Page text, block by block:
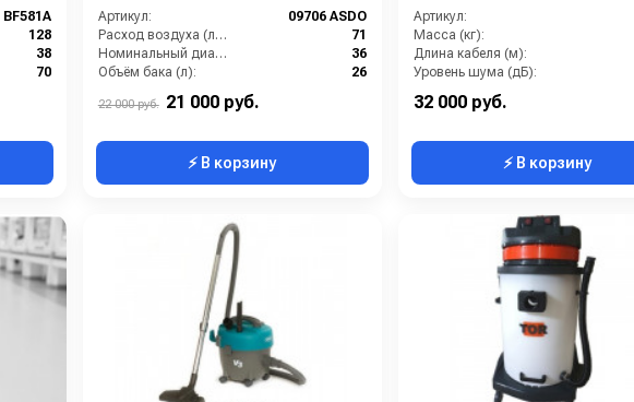
BF581A
128
38
70
Артикул:
09706 ASDO
Расход воздуха (л/сек):
71
Номинальный диаметр принадлежностей (мм):
36
Объём бака (л):
26
22 000 руб. 21 000 руб.
⚡ В корзину
Артикул:
Масса (кг):
Длина кабеля (м):
Уровень шума (дБ):
32 000 руб.
⚡ В корзину